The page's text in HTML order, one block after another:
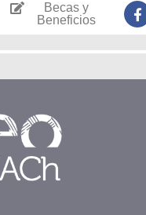
Becas y
Beneficios